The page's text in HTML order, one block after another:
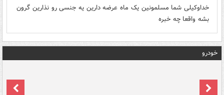
خداوکیلی شما مسلمونین یک ماه عرضه دارین یه جنسی رو نذارین گرون
بشه واقعا چه خبره
خودرو